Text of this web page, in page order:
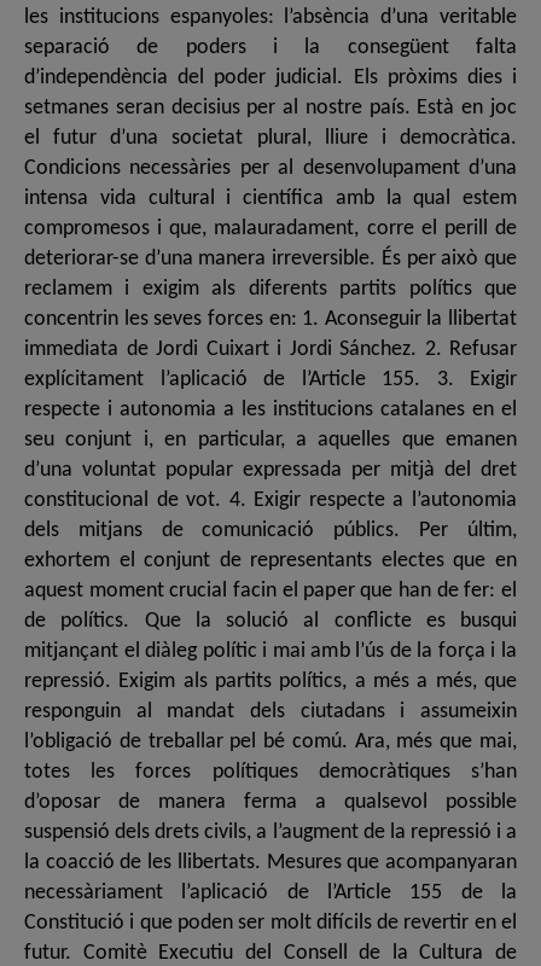
les institucions espanyoles: l’absència d’una veritable
separació de poders i la consegüent falta
d’independència del poder judicial. Els pròxims dies i
setmanes seran decisius per al nostre país. Està en joc
el futur d’una societat plural, lliure i democràtica.
Condicions necessàries per al desenvolupament d’una
intensa vida cultural i científica amb la qual estem
compromesos i que, malauradament, corre el perill de
deteriorar-se d’una manera irreversible. És per això que
reclamem i exigim als diferents partits polítics que
concentrin les seves forces en: 1. Aconseguir la llibertat
immediata de Jordi Cuixart i Jordi Sánchez. 2. Refusar
explícitament l’aplicació de l’Article 155. 3. Exigir
respecte i autonomia a les institucions catalanes en el
seu conjunt i, en particular, a aquelles que emanen
d’una voluntat popular expressada per mitjà del dret
constitucional de vot. 4. Exigir respecte a l’autonomia
dels mitjans de comunicació públics. Per últim,
exhortem el conjunt de representants electes que en
aquest moment crucial facin el paper que han de fer: el
de polítics. Que la solució al conflicte es busqui
mitjançant el diàleg polític i mai amb l’ús de la força i la
repressió. Exigim als partits polítics, a més a més, que
responguin al mandat dels ciutadans i assumeixin
l’obligació de treballar pel bé comú. Ara, més que mai,
totes les forces polítiques democràtiques s’han
d’oposar de manera ferma a qualsevol possible
suspensió dels drets civils, a l’augment de la repressió i a
la coacció de les llibertats. Mesures que acompanyaran
necessàriament l’aplicació de l’Article 155 de la
Constitució i que poden ser molt difícils de revertir en el
futur. Comitè Executiu del Consell de la Cultura de